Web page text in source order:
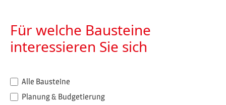
Für welche Bausteine
interessieren Sie sich
Alle Bausteine
Planung & Budgetierung